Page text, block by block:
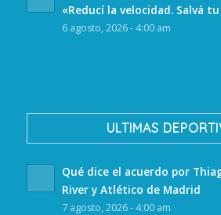
«Reducí la velocidad. Salvá
6 agosto, 2026 - 4:00 am
ULTIMAS
Qué dice el acuerdo por
River y Atlético de Madrid
7 agosto, 2026 - 4:00 am